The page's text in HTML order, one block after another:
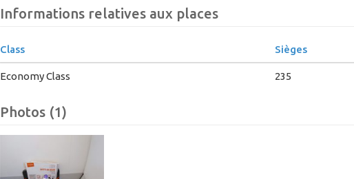
Informations relatives aux places
Class Sièges
Economy Class 235
Photos (1)